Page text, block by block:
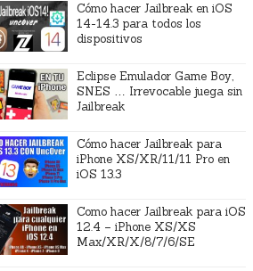
Cómo hacer Jailbreak en iOS
14-14.3 para todos los
dispositivos
Eclipse Emulador Game Boy,
SNES … Irrevocable juega sin
Jailbreak
Cómo hacer Jailbreak para
iPhone XS/XR/11/11 Pro en
iOS 13.3
Como hacer Jailbreak para iOS
12.4 – iPhone XS/XS
Max/XR/X/8/7/6/SE